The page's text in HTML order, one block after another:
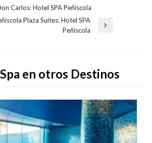
Carlos: Hotel SPA Peñiscola
Plaza Suites: Hotel SPA
Peñiscola
en otros Destinos